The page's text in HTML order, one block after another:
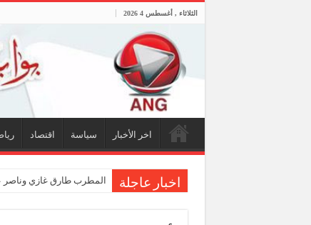
الثلاثاء , أغسطس 4 2026
اخر الأخبار سياسة اقتصاد
اخبار عاجلة المطرب طارق غازي وناصر